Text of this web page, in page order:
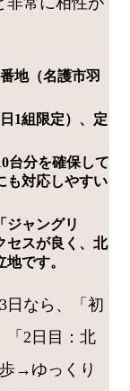
地（名護市羽
1組限定）、定
台分を確保して
も対応しやすい
ジャングリ
セスが良く、北
です。
日なら、「初
「2日目：北
→ゆっくり